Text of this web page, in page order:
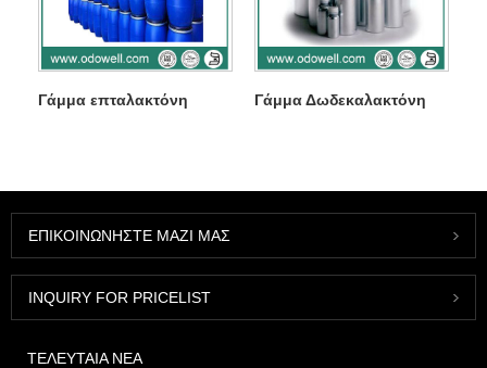
Γάμμα επταλακτόνη Γάμμα Δωδεκαλακτόνη
ΕΠΙΚΟΙΝΩΝΉΣΤΕ ΜΑΖΊ ΜΑΣ
INQUIRY FOR PRICELIST
ΤΕΛΕΥΤΑΊΑ ΝΈΑ